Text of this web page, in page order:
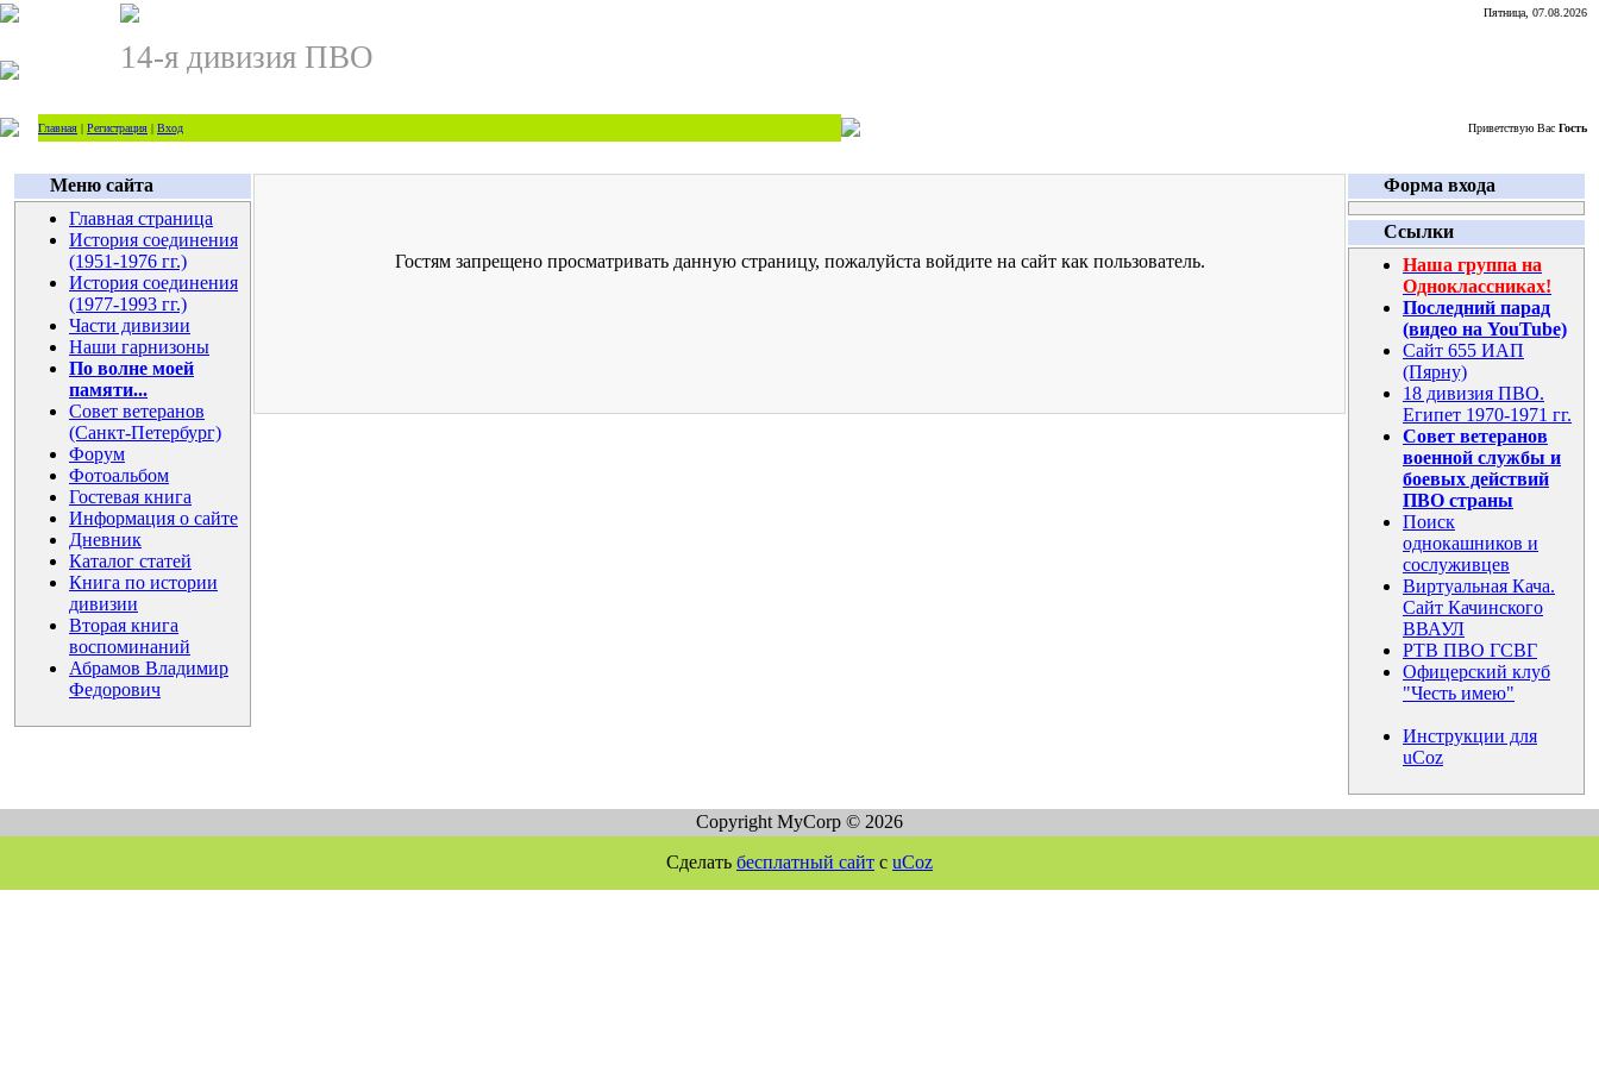
Пятница, 07.08.2026
14-я дивизия ПВО
Главная | Регистрация | Вход Приветствую Вас Гость
Меню сайта
Главная страница
История соединения
(1951-1976 гг.)
История соединения
(1977-1993 гг.)
Части дивизии
Наши гарнизоны
По волне моей
памяти...
Совет ветеранов
(Санкт-Петербург)
Форум
Фотоальбом
Гостевая книга
Информация о сайте
Дневник
Каталог статей
Книга по истории
дивизии
Вторая книга
воспоминаний
Абрамов Владимир
Федорович
Гостям запрещено просматривать данную страницу, пожалуйста войдите на сайт как пользователь.
Форма входа
Ссылки
Наша группа на
Одноклассниках!
Последний парад
(видео на YouTube)
Сайт 655 ИАП
(Пярну)
18 дивизия ПВО.
Египет 1970-1971 гг.
Совет ветеранов
военной службы и
боевых действий
ПВО страны
Поиск
однокашников и
сослуживцев
Виртуальная Кача.
Сайт Качинского
ВВАУЛ
РТВ ПВО ГСВГ
Офицерский клуб
"Честь имею"
Инструкции для
uCoz
Copyright MyCorp © 2026
Сделать бесплатный сайт с uCoz